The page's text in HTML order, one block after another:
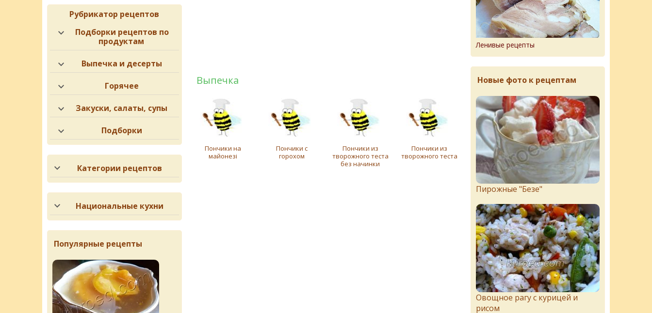
Выпечка
Пончики на
майонезі
Пончики с
горохом
Пончики из
творожного теста
без начинки
Пончики из
творожного теста
Рубрикатор рецептов
Подборки рецептов по
продуктам
Выпечка и десерты
Горячее
Закуски, салаты, супы
Подборки
Категории рецептов
Национальные кухни
Популярные рецепты
Ленивые рецепты
Новые фото к рецептам
Пирожныe "Бeзe"
Овощное рагу с курицей и
рисом